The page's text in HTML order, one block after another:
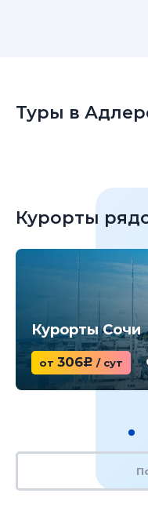
Туры в
Курорты
Курорты Сочи
от 306c / сут